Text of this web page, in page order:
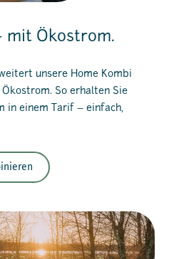
mit Ökostrom.
unsere Home Kombi
So erhalten Sie
in einem Tarif – einfach,